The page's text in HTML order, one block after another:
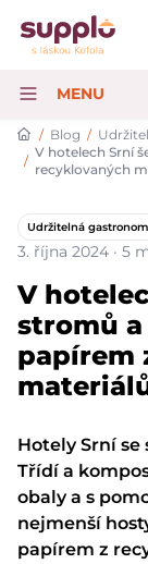
Logo
MENU
/ Blog /
/
V hotelech Srní
recyklovaných
Udržitelná
3. října 2024 · 5
V
stromů a
papírem
Hotely Srní
Třídí a
obaly a s
nejmenší
papírem z